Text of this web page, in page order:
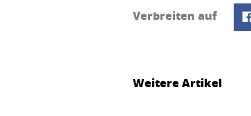
Verbreiten auf
Weitere Artikel